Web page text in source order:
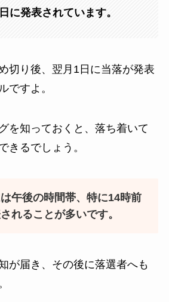
に発表されています。
切り後、翌月1日に当落が発表
ですよ。
を知っておくと、落ち着いて
きるでしょう。
午後の時間帯、特に14時前
れることが多いです。
が届き、その後に落選者へも